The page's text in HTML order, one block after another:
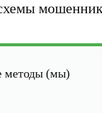
методы (мы)